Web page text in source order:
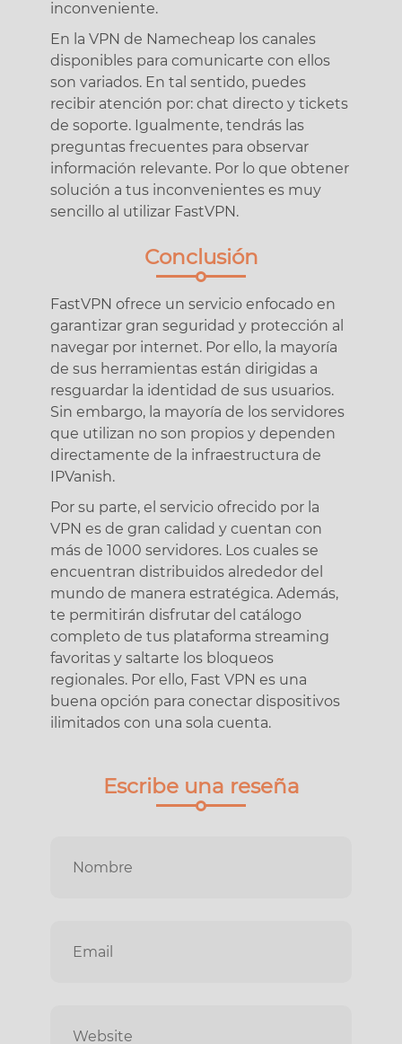
inconveniente.
En la VPN de Namecheap los canales
disponibles para comunicarte con ellos
son variados. En tal sentido, puedes
recibir atención por: chat directo y tickets
de soporte. Igualmente, tendrás las
preguntas frecuentes para observar
información relevante. Por lo que obtener
solución a tus inconvenientes es muy
sencillo al utilizar FastVPN.
Conclusión
FastVPN ofrece un servicio enfocado en
garantizar gran seguridad y protección al
navegar por internet. Por ello, la mayoría
de sus herramientas están dirigidas a
resguardar la identidad de sus usuarios.
Sin embargo, la mayoría de los servidores
que utilizan no son propios y dependen
directamente de la infraestructura de
IPVanish.
Por su parte, el servicio ofrecido por la
VPN es de gran calidad y cuentan con
más de 1000 servidores. Los cuales se
encuentran distribuidos alrededor del
mundo de manera estratégica. Además,
te permitirán disfrutar del catálogo
completo de tus plataforma streaming
favoritas y saltarte los bloqueos
regionales. Por ello, Fast VPN es una
buena opción para conectar dispositivos
ilimitados con una sola cuenta.
Escribe una reseña
electrónico